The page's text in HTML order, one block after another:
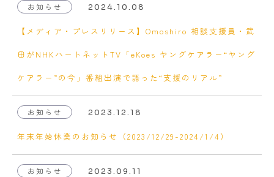
お知らせ 2024.10.08
【メディア・プレスリリース】Omoshiro 相談支援員・武
田がNHKハートネットTV「eKoes ヤングケアラー“ヤング
ケアラー”の今」番組出演で語った“支援のリアル”
お知らせ 2023.12.18
年末年始休業のお知らせ（2023/12/29-2024/1/4）
お知らせ 2023.09.11